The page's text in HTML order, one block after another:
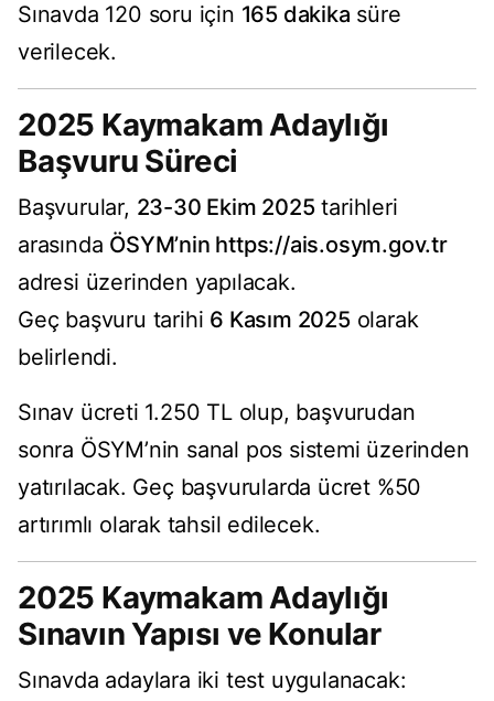
Sınavda 120 soru için 165 dakika süre
verilecek.
2025 Kaymakam Adaylığı
Başvuru Süreci
Başvurular, 23-30 Ekim 2025tarihleri
arasında ÖSYM’nin https://ais.osym.gov.tr
adresi üzerinden yapılacak.
Geç başvuru tarihi 6 Kasım 2025olarak
belirlendi.
Sınav ücreti 1.250 TL olup, başvurudan
sonra ÖSYM’nin sanal pos sistemi üzerinden
yatırılacak. Geç başvurularda ücret %50
artırımlı olarak tahsil edilecek.
2025 Kaymakam Adaylığı
Sınavın Yapısı ve Konular
Sınavda adaylara iki test uygulanacak: